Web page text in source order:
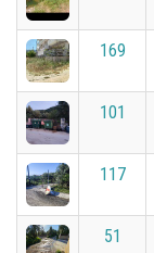
169
101
117
51